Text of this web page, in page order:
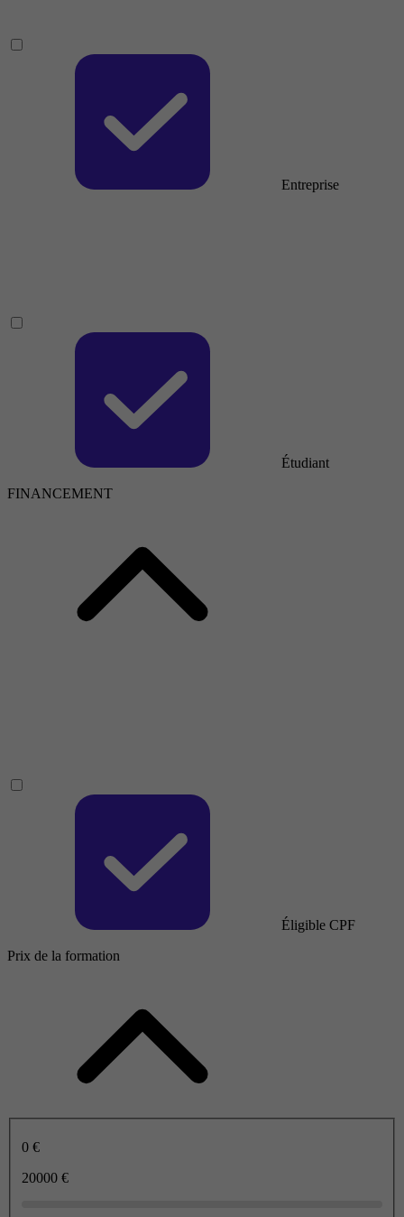
Entreprise
Étudiant
FINANCEMENT
Éligible CPF
Prix de la formation
0 €
20000 €